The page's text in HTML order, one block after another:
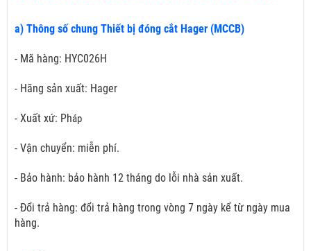
a) Thông số chung Thiết bị đóng cắt Hager (MCCB)
- Mã hàng: HYC026H
- Hãng sản xuất: Hager
- Xuất xứ: Pháp
- Vận chuyển: miễn phí.
- Bảo hành: bảo hành 12 tháng do lỗi nhà sản xuất.
- Đổi trả hàng: đổi trả hàng trong vòng 7 ngày kể từ ngày mua
hàng.